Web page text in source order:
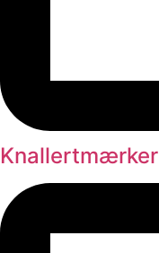
Knallertmærker